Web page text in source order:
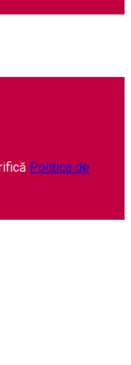
Politica de